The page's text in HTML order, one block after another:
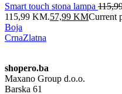
Smart touch stona lampa
115,99 KM.57,99 KMCurrent
Boja
CrnaZlatna
shopero.ba
Maxano Group d.o.o.
Barska 61